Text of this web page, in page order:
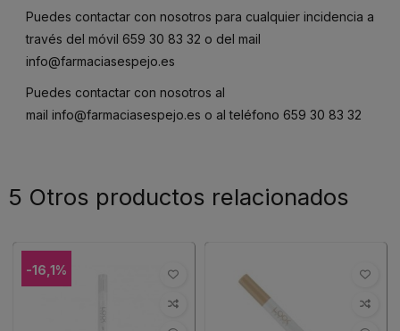
Puedes contactar con nosotros para cualquier incidencia a
través del móvil 659 30 83 32 o del mail
info@farmaciasespejo.es
Puedes contactar con nosotros al
mail info@farmaciasespejo.es o al teléfono 659 30 83 32
5 Otros productos relacionados
-16,1%